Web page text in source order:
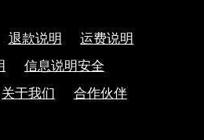
退款说明
运费说明
信息说明安全
关于我们 合作伙伴